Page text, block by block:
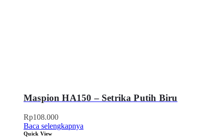
Maspion HA150 – Setrika Putih Biru
Rp108.000
Baca selengkapnya
Quick View